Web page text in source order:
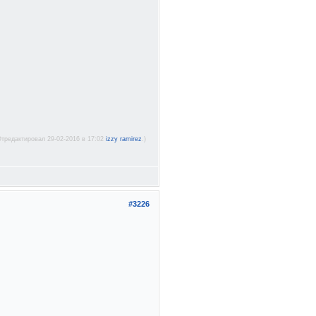
29-02-2016 в 17:02 izzy ramirez .)
#3226